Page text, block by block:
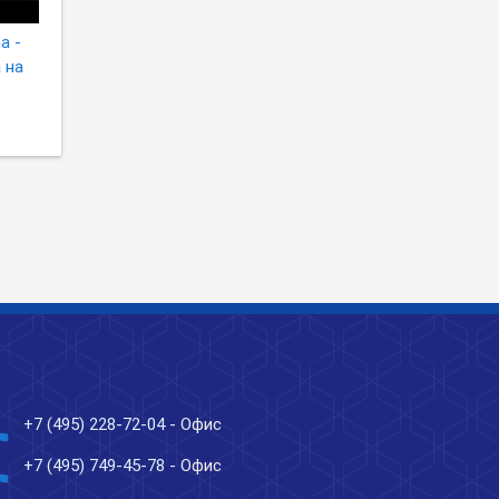
-
на
+7 (495) 228-72-04- Офис
+7 (495) 749-45-78 - Офис